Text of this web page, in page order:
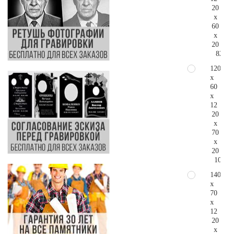
20
x
60
x
20
120
x
60
x
12
20
x
70
x
20
140
x
70
x
12
20
x